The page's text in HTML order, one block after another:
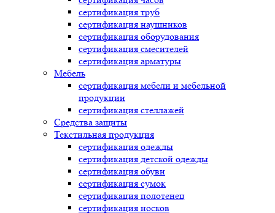
сертификация труб
сертификация наушников
сертификация оборудования
сертификация смесителей
сертификация арматуры
Мебель
сертификация мебели и мебельной
продукции
сертификация стеллажей
Средства защиты
Текстильная продукция
сертификация одежды
сертификация детской одежды
сертификация обуви
сертификация сумок
сертификация полотенец
сертификация носков